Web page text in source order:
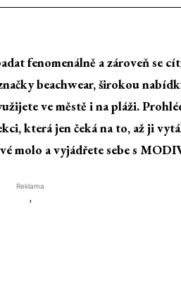
fenomenálně a zároveň se
beachwear, širokou
ve městě i na pláži.
která jen čeká na to, až ji
molo a vyjádřete sebe s
Reklama
'